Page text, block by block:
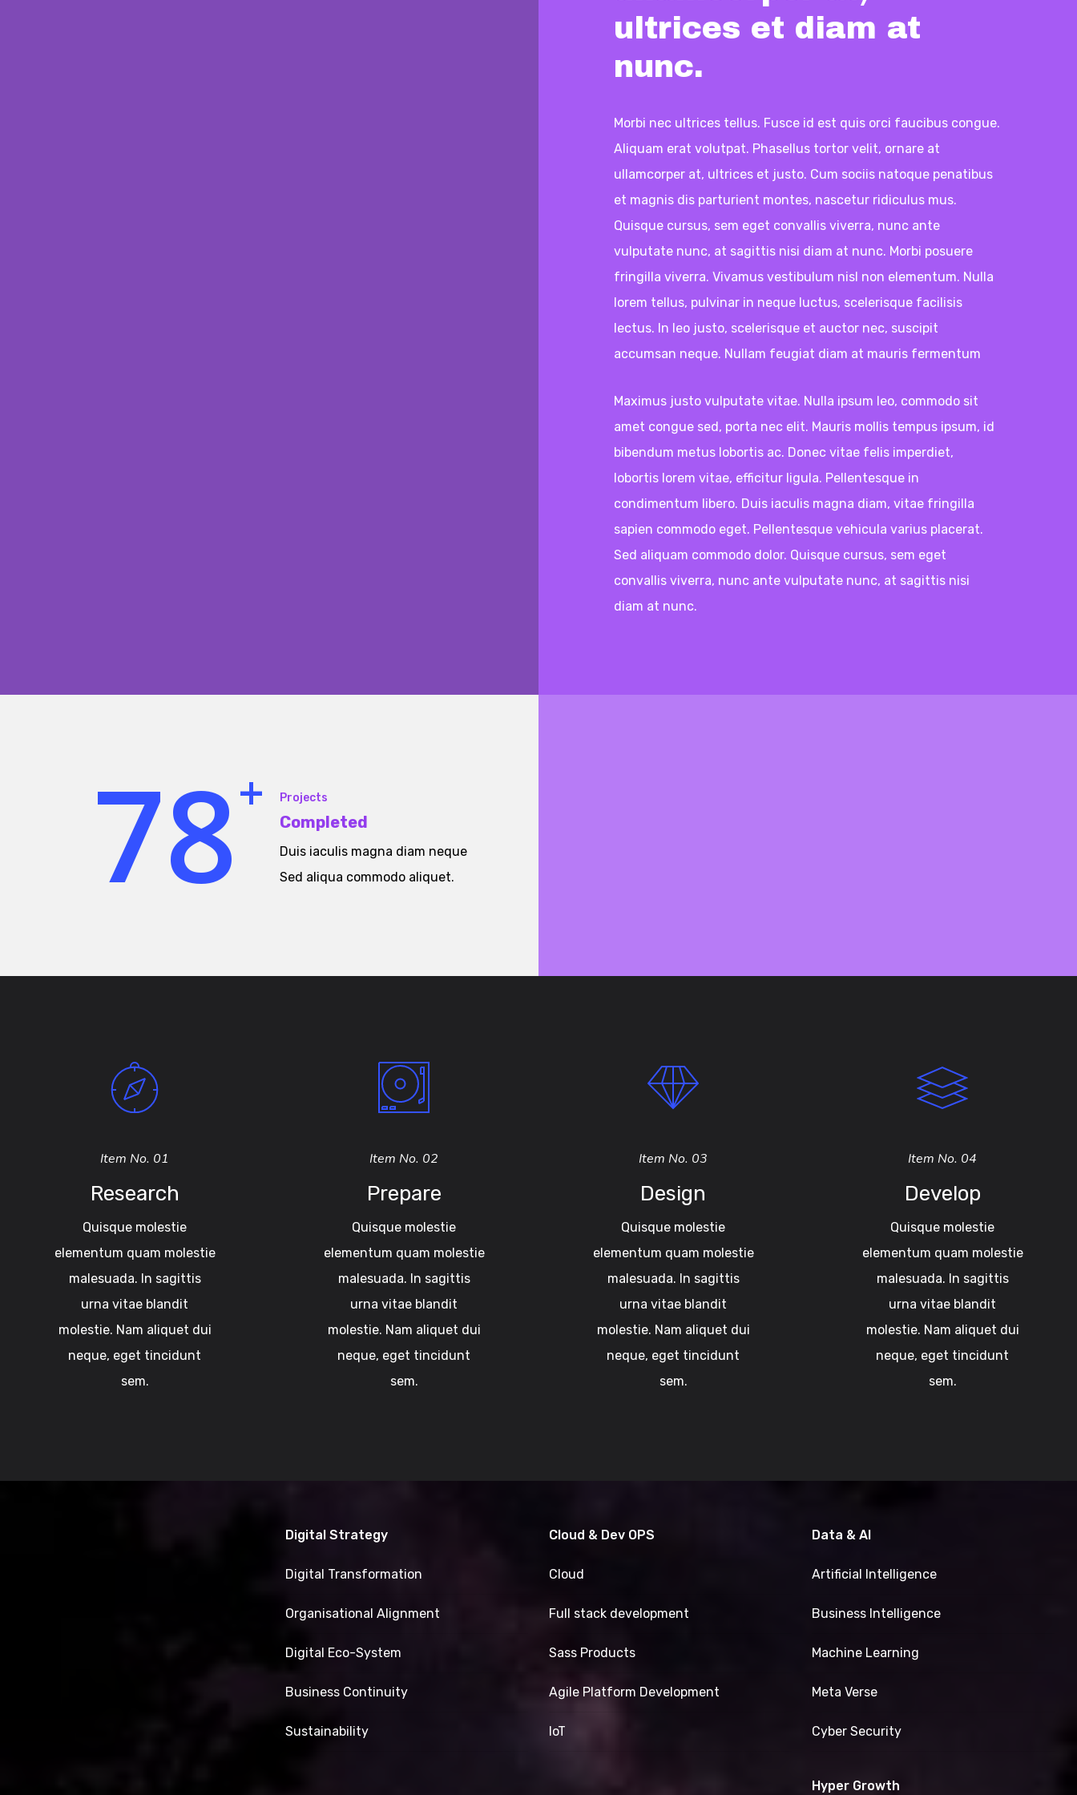
ultrices et diam at
nunc.
Morbi nec ultrices tellus. Fusce id est quis orci faucibus congue.
Aliquam erat volutpat. Phasellus tortor velit, ornare at
ullamcorper at, ultrices et justo. Cum sociis natoque penatibus
et magnis dis parturient montes, nascetur ridiculus mus.
Quisque cursus, sem eget convallis viverra, nunc ante
vulputate nunc, at sagittis nisi diam at nunc. Morbi posuere
fringilla viverra. Vivamus vestibulum nisl non elementum. Nulla
lorem tellus, pulvinar in neque luctus, scelerisque facilisis
lectus. In leo justo, scelerisque et auctor nec, suscipit
accumsan neque. Nullam feugiat diam at mauris fermentum
Maximus justo vulputate vitae. Nulla ipsum leo, commodo sit
amet congue sed, porta nec elit. Mauris mollis tempus ipsum, id
bibendum metus lobortis ac. Donec vitae felis imperdiet,
lobortis lorem vitae, efficitur ligula. Pellentesque in
condimentum libero. Duis iaculis magna diam, vitae fringilla
sapien commodo eget. Pellentesque vehicula varius placerat.
Sed aliquam commodo dolor. Quisque cursus, sem eget
convallis viverra, nunc ante vulputate nunc, at sagittis nisi
diam at nunc.
78+ Projects
Completed
Duis iaculis magna diam neque
Sed aliqua commodo aliquet.
Item No. 01
Research
Quisque molestie
elementum quam molestie
malesuada. In sagittis
urna vitae blandit
molestie. Nam aliquet dui
neque, eget tincidunt
sem.
Item No. 02
Prepare
Quisque molestie
elementum quam molestie
malesuada. In sagittis
urna vitae blandit
molestie. Nam aliquet dui
neque, eget tincidunt
sem.
Item No. 03
Design
Quisque molestie
elementum quam molestie
malesuada. In sagittis
urna vitae blandit
molestie. Nam aliquet dui
neque, eget tincidunt
sem.
Item No. 04
Develop
Quisque molestie
elementum quam molestie
malesuada. In sagittis
urna vitae blandit
molestie. Nam aliquet dui
neque, eget tincidunt
sem.
Digital Strategy
Digital Transformation
Organisational Alignment
Digital Eco-System
Business Continuity
Sustainability
Cloud & Dev OPS
Cloud
Full stack development
Sass Products
Agile Platform Development
IoT
Data & AI
Artificial Intelligence
Business Intelligence
Machine Learning
Meta Verse
Cyber Security
Hyper Growth